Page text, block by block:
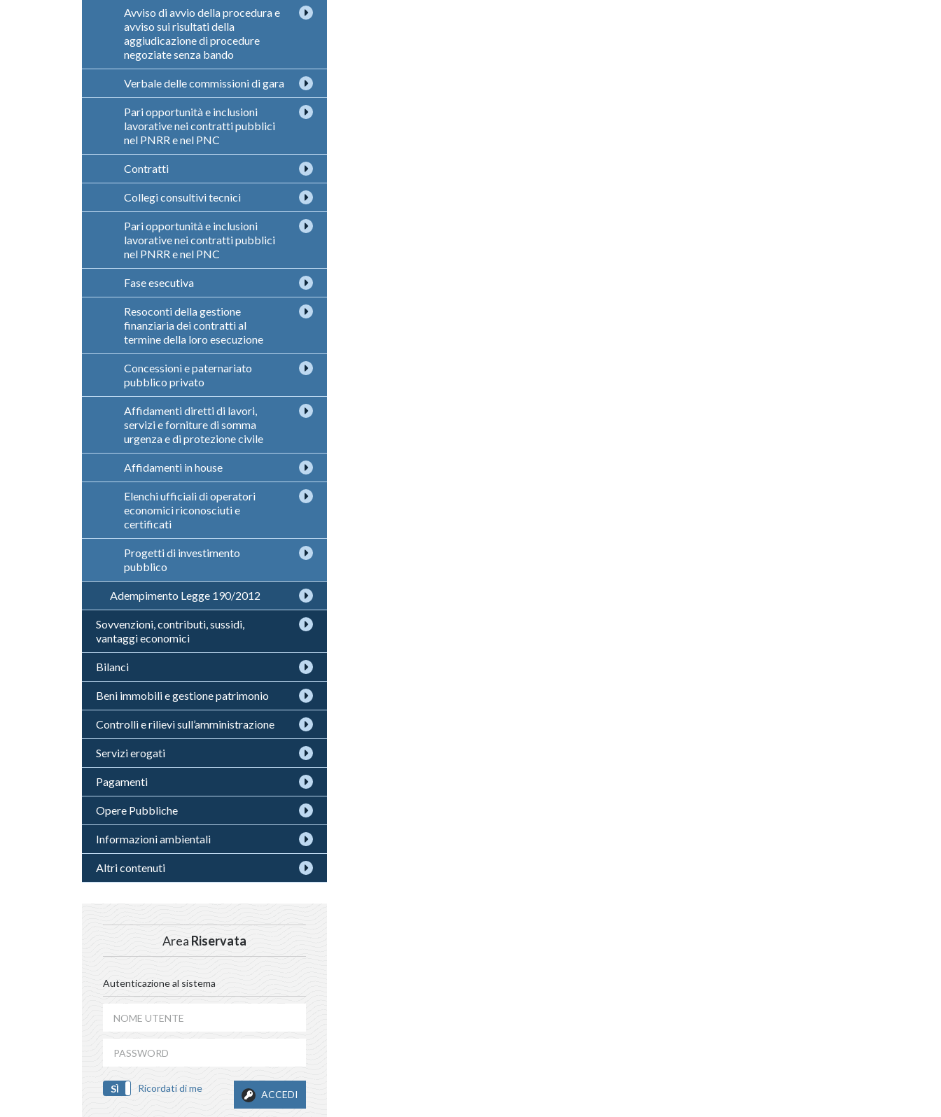
Avviso di avvio della procedura e
avviso sui risultati della
aggiudicazione di procedure
negoziate senza bando
Verbale delle commissioni di gara
Pari opportunità e inclusioni
lavorative nei contratti pubblici
nel PNRR e nel PNC
Contratti
Collegi consultivi tecnici
Pari opportunità e inclusioni
lavorative nei contratti pubblici
nel PNRR e nel PNC
Fase esecutiva
Resoconti della gestione
finanziaria dei contratti al
termine della loro esecuzione
Concessioni e paternariato
pubblico privato
Affidamenti diretti di lavori,
servizi e forniture di somma
urgenza e di protezione civile
Affidamenti in house
Elenchi ufficiali di operatori
economici riconosciuti e
certificati
Progetti di investimento
pubblico
Adempimento Legge 190/2012
Sovvenzioni, contributi, sussidi,
vantaggi economici
Bilanci
Beni immobili e gestione patrimonio
Controlli e rilievi sull’amministrazione
Servizi erogati
Pagamenti
Opere Pubbliche
Informazioni ambientali
Altri contenuti
Area Riservata
Autenticazione al sistema
SÌ NO
Ricordati di me
ACCEDI